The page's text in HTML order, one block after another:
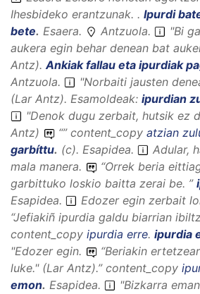
Ihesbideko erantzunak. . Ipurdi
bete. Esaera. Antzuola.
"Bi
aukera egin behar denean bat
Antz).Ankiak fallau eta ipurdiak
Antzuola.
"Norbaiti jausten
(Lar Antz). Esamoldeak: ipurdian
"Denok dugu zerbait, hutsik ez
Antz)
“” content_copy atzian
garbíttu. (c). Esapidea.
Adular,
mala manera.
“Orrek beria
garbittuko loskio baitta zerai be. ”
Esapidea.
Edozer egin zerbait
“Jefiakiñ ipurdia galdu biarrian
content_copy ipurdia erre. ipurdia
"Edozer egin.
“Beriakin
luke." (Lar Antz).” content_copy
emon. Esapidea. "Bizkarra